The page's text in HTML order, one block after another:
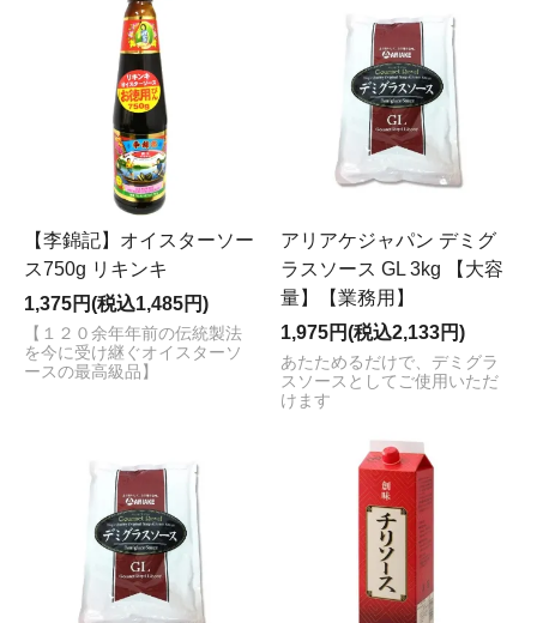
【李錦記】オイスターソー
ス750g リキンキ
1,375円(税込1,485円)
【１２０余年年前の伝統製法
を今に受け継ぐオイスターソ
ースの最高級品】
アリアケジャパン デミグ
ラスソース GL 3kg 【大容
量】【業務用】
1,975円(税込2,133円)
あたためるだけで、デミグラ
スソースとしてご使用いただ
けます